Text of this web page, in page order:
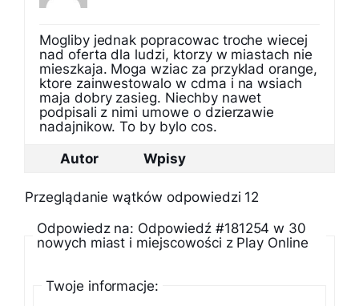
Mogliby jednak popracowac troche wiecej
nad oferta dla ludzi, ktorzy w miastach nie
mieszkaja. Moga wziac za przyklad orange,
ktore zainwestowalo w cdma i na wsiach
maja dobry zasieg. Niechby nawet
podpisali z nimi umowe o dzierzawie
nadajnikow. To by bylo cos.
Autor
Wpisy
Przeglądanie wątków odpowiedzi 12
Odpowiedz na: Odpowiedź #181254 w 30
nowych miast i miejscowości z Play Online
Twoje informacje: